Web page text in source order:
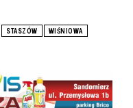
STASZÓW WIŚNIOWA